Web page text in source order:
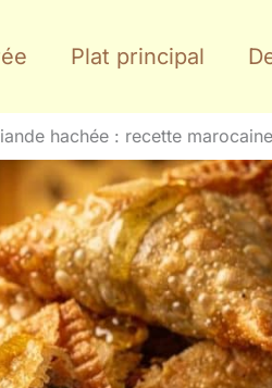
Plat principal
hachée : recette